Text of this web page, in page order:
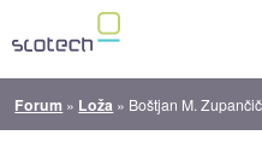
Forum » Loža » Boštjan M.